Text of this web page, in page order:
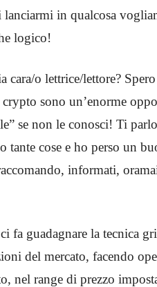
in qualcosa
logico!
cara/o lettrice/lettore?
sono un’enorme
se non le conosci! Ti
tante cose e ho perso un
informati,
fa guadagnare la tecnica
del mercato, facendo
nel range di prezzo